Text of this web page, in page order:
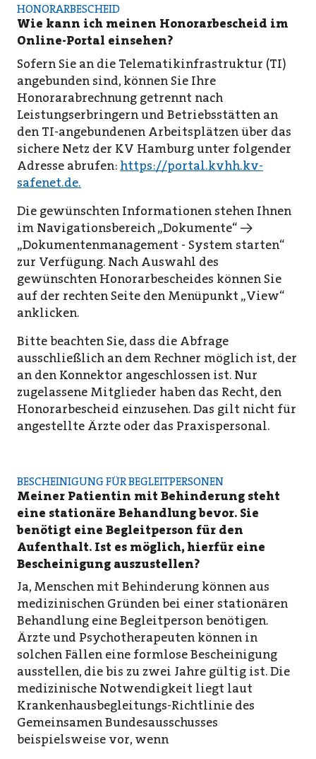
HONORARBESCHEID
Wie kann ich meinen Honorarbescheid im
Online-Portal einsehen?
Sofern Sie an die Telematikinfrastruktur (TI)
angebunden sind, können Sie Ihre
Honorarabrechnung getrennt nach
Leistungserbringern und Betriebsstätten an
den TI-angebundenen Arbeitsplätzen über das
sichere Netz der KV Hamburg unter folgender
Adresse abrufen: https://portal.kvhh.kv-
safenet.de.
Die gewünschten Informationen stehen Ihnen
im Navigationsbereich „Dokumente“ →
„Dokumentenmanagement - System starten“
zur Verfügung. Nach Auswahl des
gewünschten Honorarbescheides können Sie
auf der rechten Seite den Menüpunkt „View“
anklicken.
Bitte beachten Sie, dass die Abfrage
ausschließlich an dem Rechner möglich ist, der
an den Konnektor angeschlossen ist. Nur
zugelassene Mitglieder haben das Recht, den
Honorarbescheid einzusehen. Das gilt nicht für
angestellte Ärzte oder das Praxispersonal.
BESCHEINIGUNG FÜR BEGLEITPERSONEN
Meiner Patientin mit Behinderung steht
eine stationäre Behandlung bevor. Sie
benötigt eine Begleitperson für den
Aufenthalt. Ist es möglich, hierfür eine
Bescheinigung auszustellen?
Ja, Menschen mit Behinderung können aus
medizinischen Gründen bei einer stationären
Behandlung eine Begleitperson benötigen.
Ärzte und Psychotherapeuten können in
solchen Fällen eine formlose Bescheinigung
ausstellen, die bis zu zwei Jahre gültig ist. Die
medizinische Notwendigkeit liegt laut
Krankenhausbegleitungs-Richtlinie des
Gemeinsamen Bundesausschusses
beispielsweise vor, wenn